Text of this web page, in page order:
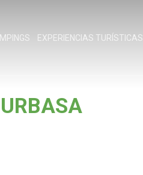
EXPERIENCIAS TURÍSTICAS